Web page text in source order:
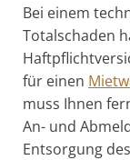
Bei einem
Totalschaden
für einen
muss Ihnen
An- und
Entsorgung